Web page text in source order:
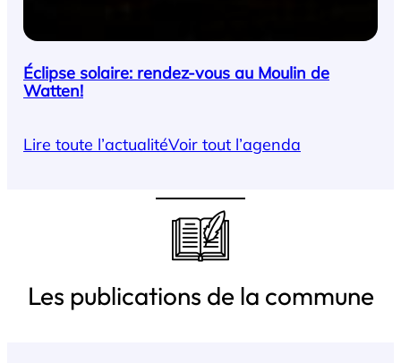
Éclipse solaire: rendez-vous au Moulin de
Watten!
Lire toute l’actualitéVoir tout l’agenda
Les publications de la commune